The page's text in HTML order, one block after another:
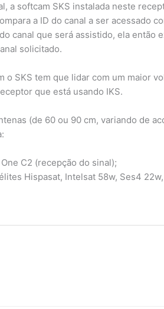
a softcam SKS instalada neste
a ID do canal a ser acessado
canal que será assistido, ela então
solicitado.
SKS tem que lidar com um maior
que está usando IKS.
(de 60 ou 90 cm, variando de
C2 (recepção do sinal);
Hispasat, Intelsat 58w, Ses4